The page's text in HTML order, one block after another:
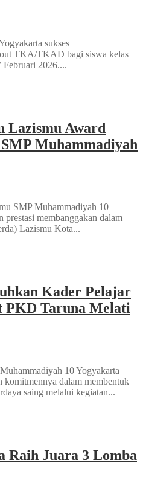
sukses
TKA/TKAD bagi siswa kelas
2026....
Lazismu Award
Muhammadiyah
SMP Muhammadiyah 10
prestasi membanggakan dalam
Lazismu Kota...
Kader Pelajar
PKD Taruna Melati
10 Yogyakarta
komitmennya dalam membentuk
saing melalui kegiatan...
Raih Juara 3 Lomba